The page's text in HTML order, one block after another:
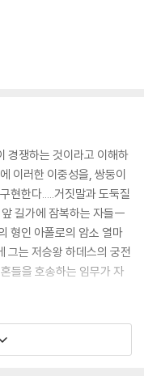
경쟁하는 것이라고 이해하
이러한 이중성을, 쌍둥이
현한다.....거짓말과 도둑질
길가에 잠복하는 자들--
형인 아폴로의 암소 열마
그는 저승왕 하데스의 궁전
들을 호송하는 임무가 자
하의 모든 세계를 마음대
오직 그만이 특별히 배정